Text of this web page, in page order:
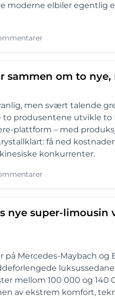
moderne elbiler egentlig
sammen om to
men svært talende
to produsentene utvikle
plattform – med
få ned
konkurrenter.
nye super-
på Mercedes-Maybach
mellom 100 000 og 140
av ekstrem komfort,